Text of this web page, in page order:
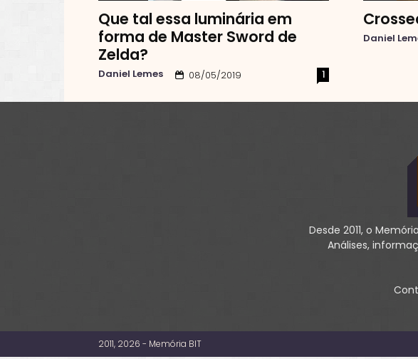
Que tal essa luminária em
forma de Master Sword de
Zelda?
Daniel Lemes 08/05/2019 1
Daniel
Desde 2011, o
Análises,
2011, 2026 - Memória BIT